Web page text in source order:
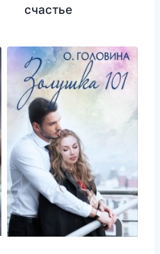
счастье